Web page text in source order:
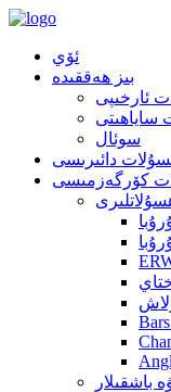
ئۆي
بىز ھەققىدە
ئارخىپى
ساياھىتى
سوئال
دائىرىسى
كۆرگەزمىسى
باشقىلار